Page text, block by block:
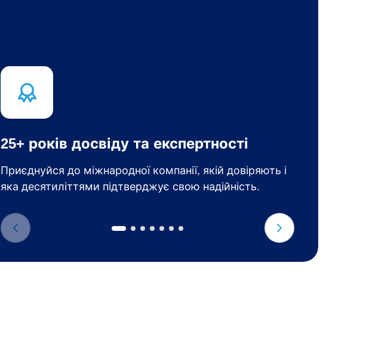
25+ років досвіду та експертності
Приєднуйся до міжнародної компанії, якій довіряють і
яка десятиліттями підтверджує свою надійність.